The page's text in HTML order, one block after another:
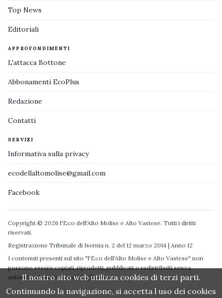
Top News
Editoriali
APPROFONDIMENTI
L'attacca Bottone
Abbonamenti EcoPlus
Redazione
Contatti
SERVIZI
Informativa sulla privacy
ecodellaltomolise@gmail.com
Facebook
Copyright © 2026 l'Eco dell'Alto Molise e Alto Vastese. Tutti i diritti
riservati.
Registrazione Tribunale di Isernia n. 2 del 12 marzo 2014 | Anno 12
I contenuti presenti sul sito "l'Eco dell'Alto Molise e Alto Vastese" non
possono essere copiati, riprodotti, pubblicati o redistribuiti senza
autorizzazione espressa degli autori.
Il nostro sito web utilizza cookies di terzi parti.
Continuando la navigazione, si accetta l uso dei cookies